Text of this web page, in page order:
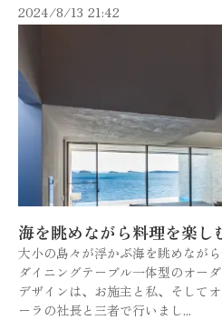
2024/8/13 21:42
海を眺めながら料理を楽し
大小の島々が浮かぶ海を眺めなが
ダイニングテーブル一体型のオー
デザインは、お施主と私、そして
ーラの社長と三者で行いまし...